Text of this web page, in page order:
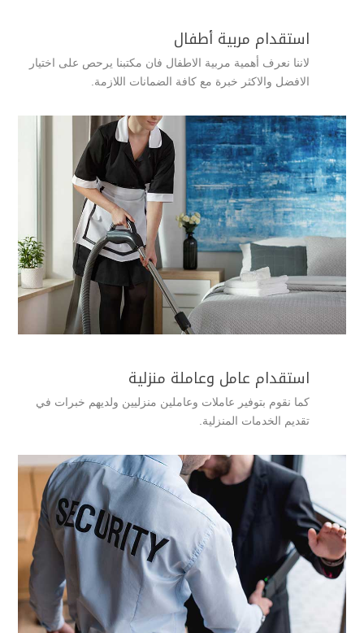
استقدام مربية أطفال
لاننا نعرف أهمية مربية الاطفال فان مكتبنا يرحص على اختيار
الافضل والاكثر خبرة مع كافة الضمانات اللازمة.
استقدام عامل وعاملة منزلية
كما نقوم بتوفير عاملات وعاملين منزليين ولديهم خبرات في
تقديم الخدمات المنزلية.